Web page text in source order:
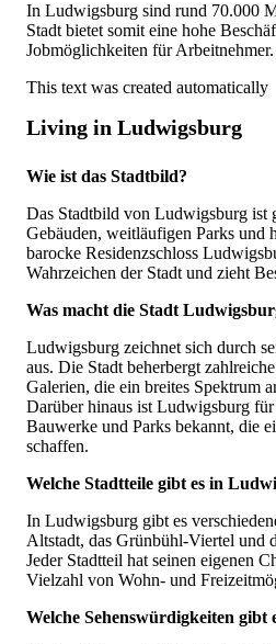
In Ludwigsburg sind rund 70.000
Stadt bietet somit eine hohe
Jobmöglichkeiten für Arbeitnehmer.
This text was created automatically
Living in Ludwigsburg
Wie ist das Stadtbild?
Das Stadtbild von Ludwigsburg ist
Gebäuden, weitläufigen Parks und
barocke Residenzschloss
Wahrzeichen der Stadt und zieht
Was macht die Stadt
Ludwigsburg zeichnet sich durch
aus. Die Stadt beherbergt
Galerien, die ein breites Spektrum
Darüber hinaus ist Ludwigsburg für
Bauwerke und Parks bekannt, die
schaffen.
Welche Stadtteile gibt es in
In Ludwigsburg gibt es
Altstadt, das Grünbühl-Viertel und
Jeder Stadtteil hat seinen eigenen
Vielzahl von Wohn- und
Welche Sehenswürdigkeiten gibt